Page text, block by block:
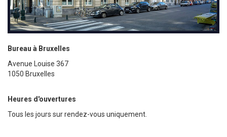
Bureau à Bruxelles
Avenue Louise 367
1050 Bruxelles
Heures d'ouvertures
Tous les jours sur rendez-vous uniquement.